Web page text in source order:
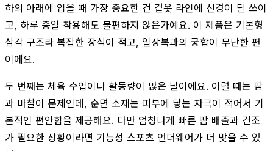
하의 아래에 입을 때 가장 중요한 건 겉옷 라인에 신경이 덜 쓰이
고, 하루 종일 착용해도 불편하지 않은가예요. 이 제품은 기본형
삼각 구조라 복잡한 장식이 적고, 일상복과의 궁합이 무난한 편
이에요.
두 번째는 체육 수업이나 활동량이 많은 날이에요. 이럴 때는 땀
과 마찰이 문제인데, 순면 소재는 피부에 닿는 자극이 적어서 기
본적인 편안함을 제공해요. 다만 엄청나게 빠른 땀 배출과 건조
가 필요한 상황이라면 기능성 스포츠 언더웨어가 더 맞을 수 있